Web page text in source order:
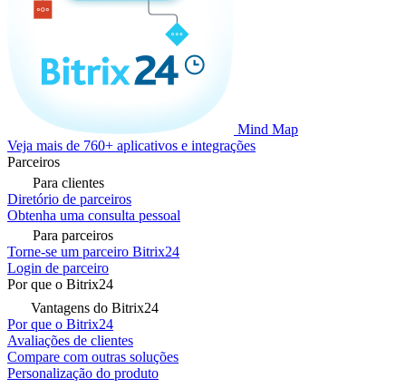
Mind Map
Veja mais de 760+ aplicativos e integrações
Parceiros
Para clientes
Diretório de parceiros
Obtenha uma consulta pessoal
Para parceiros
Torne-se um parceiro Bitrix24
Login de parceiro
Por que o Bitrix24
Vantagens do Bitrix24
Por que o Bitrix24
Avaliações de clientes
Compare com outras soluções
Personalização do produto